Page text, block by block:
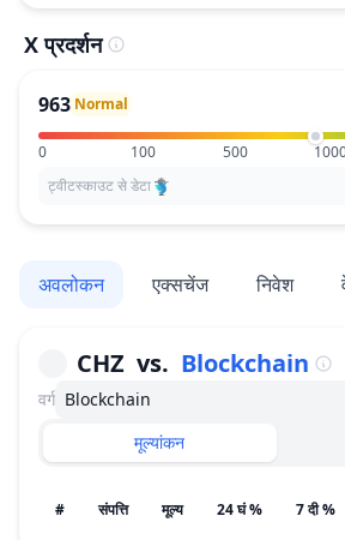
X प्रदर्शन
963 Normal
0 100 500
ट्वीटस्काउट से डेटा
अवलोकन एक्सचेंज निवेश
CHZ vs. Blockchain
वर्ग Blockchain
मूल्यांकन
# संपत्ति मूल्य 24 घं % 7 दी %